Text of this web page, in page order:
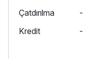
Çatdırılma
-
Kredit
-